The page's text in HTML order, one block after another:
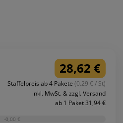
28,62 €
Staffelpreis ab 4 Pakete (0.29 € / St)
inkl. MwSt. & zzgl. Versand
ab 1 Paket 31,94 €
-0,00 €